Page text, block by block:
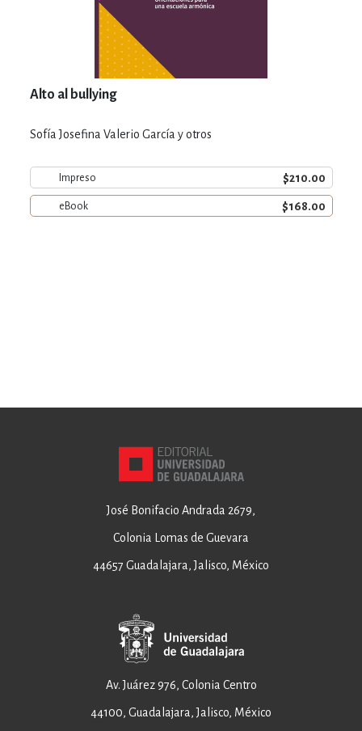
Alto al bullying
Sofía Josefina Valerio García y otros
Impreso $210.00
eBook $168.00
José Bonifacio Andrada 2679,
Colonia Lomas de Guevara
44657 Guadalajara, Jalisco, México
Av. Juárez 976, Colonia Centro
44100, Guadalajara, Jalisco, México